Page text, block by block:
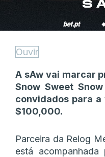
Ouvir
A sAw vai marcar
Snow Sweet
convidados para
$100,000.
Parceira da Relog
está